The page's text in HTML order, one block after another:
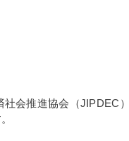
会推進協会（JIPDEC